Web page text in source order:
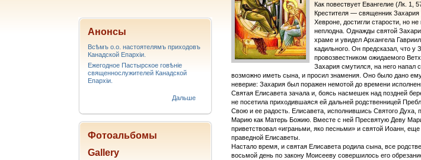
Как повествует Евангелие (Лк. 1,
Крестителя — священник
Хевроне, достигли старости, но
неплодна. Однажды святой
храме и увидел Архангела
кадильного. Он предсказал, что у
провозвестником ожидаемого
Захария смутился, на него напал
возможно иметь сына, и просил знамения. Оно было дано
неверие: Захария был поражен немотой до времени
Святая Елисавета зачала и, боясь насмешек над поздней
не посетила приходившаяся ей дальней родственницей
Свою и ее радость. Елисавета, исполнившись Святого
Марию как Матерь Божию. Вместе с ней Пресвятую Деву
приветствовал «играньми, яко песньми» и святой Иоанн,
праведной Елисаветы.
Настало время, и святая Елисавета родила сына, все
восьмой день по закону Моисееву совершилось его
Анонсы
Всѣмъ о.о. настоятелямъ приходовъ
Канадской Епархiи.
Ежегодное Пастырское говѣніе
священнослужителей Канадской
Епархіи.
Дальше
Фотоальбомы
Gallery